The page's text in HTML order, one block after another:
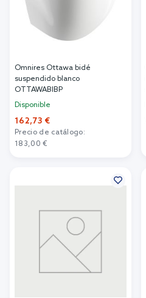
Omnires Ottawa bidé
suspendido blanco
OTTAWABIBP
Disponible
162,73 €
Precio de catálogo:
183,00 €